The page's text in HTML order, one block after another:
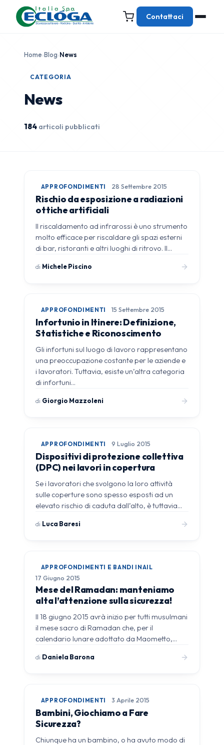
Contattaci
Home›Blog›News
CATEGORIA
News
184 articoli pubblicati
APPROFONDIMENTI 28 Settembre 2015
Rischio da esposizione a radiazioni
ottiche artificiali
Il riscaldamento ad infrarossi è uno strumento
molto efficace per riscaldare gli spazi esterni
di bar, ristoranti e altri luoghi di ritrovo. Il…
di Michele Piscino
APPROFONDIMENTI 15 Settembre 2015
Infortunio in Itinere: Definizione,
Statistiche e Riconoscimento
Gli infortuni sul luogo di lavoro rappresentano
una preoccupazione costante per le aziende e
i lavoratori. Tuttavia, esiste un’altra categoria
di infortuni…
di Giorgio Mazzoleni
APPROFONDIMENTI 9 Luglio 2015
Dispositivi di protezione collettiva
(DPC) nei lavori in copertura
Se i lavoratori che svolgono la loro attività
sulle coperture sono spesso esposti ad un
elevato rischio di caduta dall’alto, è tuttavia…
di Luca Baresi
APPROFONDIMENTI E BANDI INAIL
17 Giugno 2015
Mese del Ramadan: manteniamo
alta l’attenzione sulla sicurezza!
Il 18 giugno 2015 avrà inizio per tutti musulmani
il mese sacro di Ramadan che, per il
calendario lunare adottato da Maometto,…
di Daniela Barona
APPROFONDIMENTI 3 Aprile 2015
Bambini, Giochiamo a Fare
Sicurezza?
Chiunque ha un bambino, o ha avuto modo di